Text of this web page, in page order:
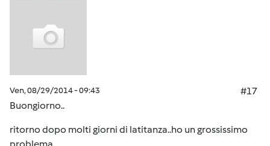
Ven, 08/29/2014 - 09:43
#17
Buongiorno..
ritorno dopo molti giorni di latitanza..ho un grossissimo